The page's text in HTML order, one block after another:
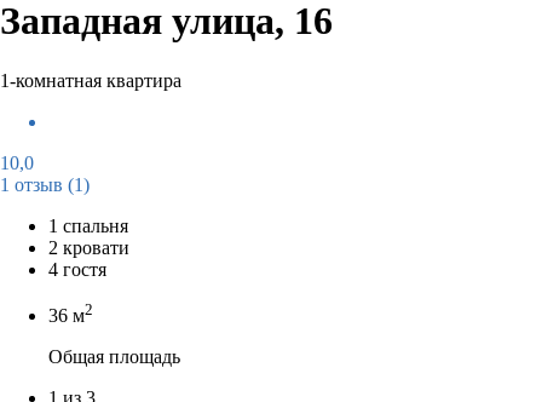
Западная улица, 16
1-комнатная квартира
10,0
1 отзыв (1)
1 спальня
2 кровати
4 гостя
36 м2
Общая площадь